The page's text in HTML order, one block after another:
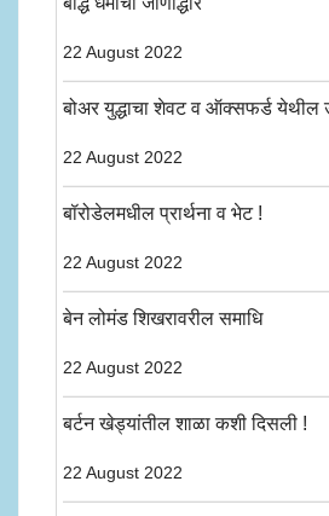
22 August 2022
बोअर युद्धाचा शेवट व ऑक्सफर्ड येथील
22 August 2022
बॉरोडेलमधील प्रार्थना व भेट !
22 August 2022
बेन लोमंड शिखरावरील समाधि
22 August 2022
बर्टन खेड्यांतील शाळा कशी दिसली !
22 August 2022